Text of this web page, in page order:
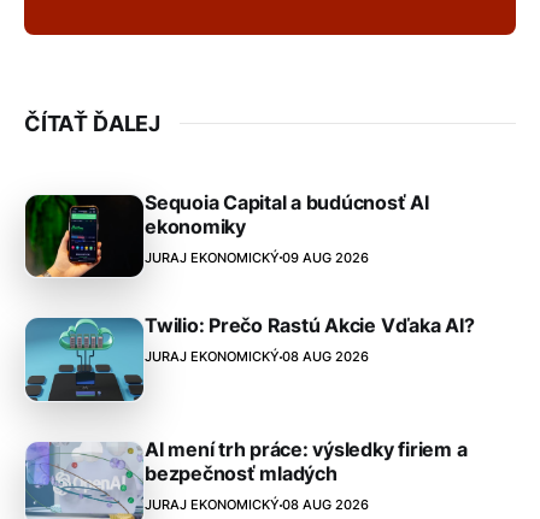
ČÍTAŤ ĎALEJ
Sequoia Capital a budúcnosť AI
ekonomiky
JURAJ EKONOMICKÝ 09 AUG 2026
Twilio: Prečo Rastú Akcie Vďaka AI?
JURAJ EKONOMICKÝ 08 AUG 2026
AI mení trh práce: výsledky firiem a
bezpečnosť mladých
JURAJ EKONOMICKÝ 08 AUG 2026